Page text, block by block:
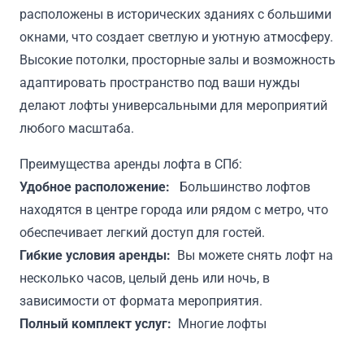
расположены в исторических зданиях с большими
окнами, что создает светлую и уютную атмосферу.
Высокие потолки, просторные залы и возможность
адаптировать пространство под ваши нужды
делают лофты универсальными для мероприятий
любого масштаба.
Преимущества аренды лофта в СПб:
Удобное расположение:
Большинство лофтов
находятся в центре города или рядом с метро, что
обеспечивает легкий доступ для гостей.
Гибкие условия аренды: Вы можете снять лофт на
несколько часов, целый день или ночь, в
зависимости от формата мероприятия.
Полный комплект услуг: Многие лофты